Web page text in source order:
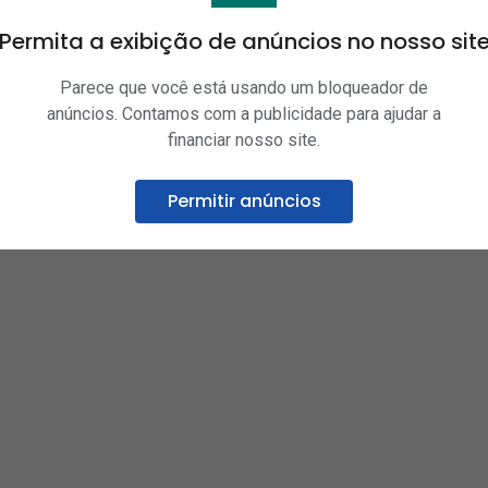
has occurred while loadingsurforeggae.com(see the
Permita a exibição de anúncios no nosso
Parece que você está usando um bloqueador de
anúncios. Contamos com a publicidade para ajudar a
financiar nosso site.
Permitir anúncios